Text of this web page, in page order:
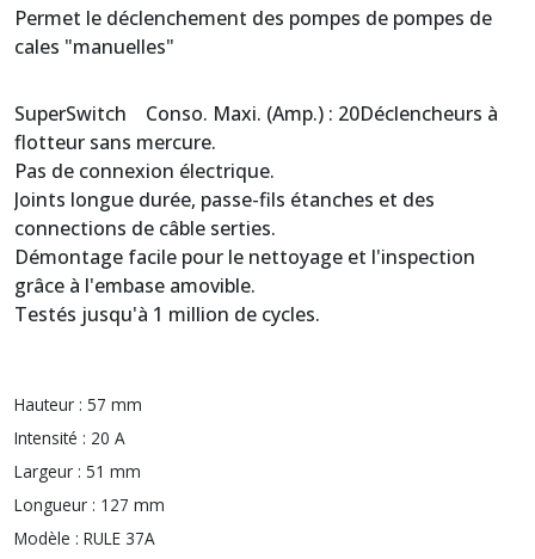
Permet le déclenchement des pompes de pompes de
cales "manuelles"
SuperSwitch Conso. Maxi. (Amp.) : 20Déclencheurs à
flotteur sans mercure.
Pas de connexion électrique.
Joints longue durée, passe-fils étanches et des
connections de câble serties.
Démontage facile pour le nettoyage et l'inspection
grâce à l'embase amovible.
Testés jusqu'à 1 million de cycles.
Hauteur : 57 mm
Intensité : 20 A
Largeur : 51 mm
Longueur : 127 mm
Modèle : RULE 37A